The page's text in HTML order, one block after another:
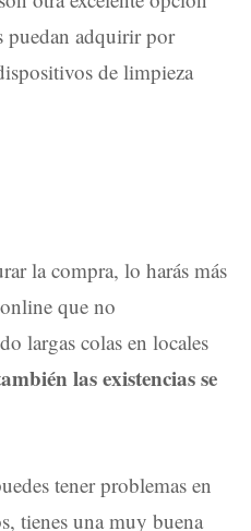
puedan adquirir por
de limpieza
la compra, lo harás más
que no
largas colas en locales
las existencias se
tener problemas en
tienes una muy buena